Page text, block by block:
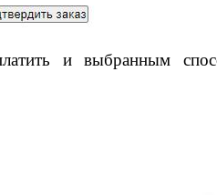
и выбранным